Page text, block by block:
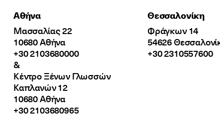
Αθήνα
Μασσαλίας 22
10680 Αθήνα
+30 2103680000
&
Κέντρο Ξένων Γλωσσών
Καπλανών 12
10680 Αθήνα
+30 2103680965
Θεσσαλονίκη
Φράγκων 14
54626
+30 2310557600